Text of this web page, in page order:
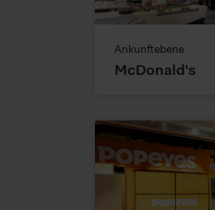
Ankunftebene
McDonald's